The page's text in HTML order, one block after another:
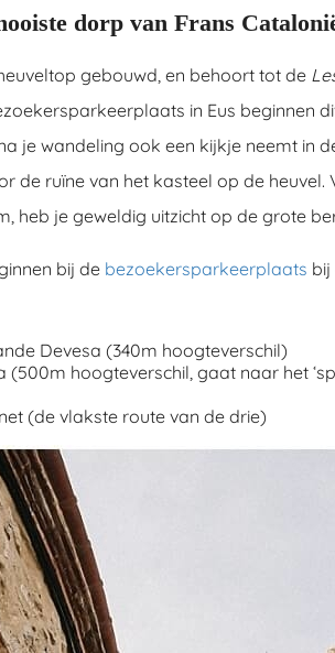
dorp van Frans
gebouwd, en behoort tot de
in Eus beginnen
je wandeling ook een kijkje neemt in
de ruïne van het kasteel op de heuvel.
heb je geweldig uitzicht op de grote
bij de bezoekersparkeerplaats bij
Devesa (340m hoogteverschil)
(500m hoogteverschil, gaat naar het
(de vlakste route van de drie)